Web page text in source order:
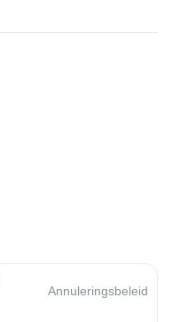
Annuleringsbeleid